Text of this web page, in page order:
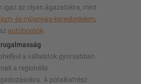
igaz az olyan ágazatokra, mint
és műanyag-kereskedelem
autóbontók
a vállalatok gyorsabban
a regionális
A pótalkatrész-